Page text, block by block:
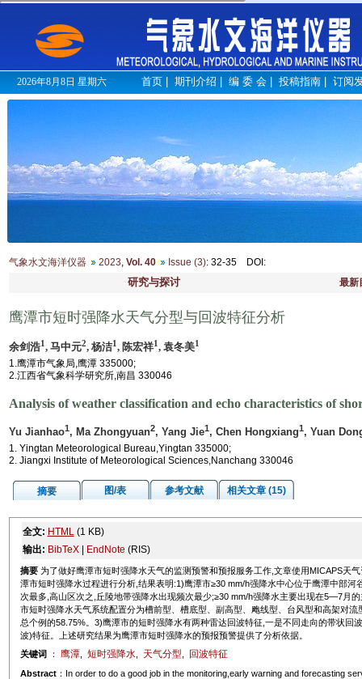
2026年8月8日 星期六 首页 期刊介绍 编 委 会 投稿指南 订阅
气象水文海洋仪器 2023, Vol. 40 Issue (3): 32-35 DOI :
研究与探讨 最新
鹰潭市短时强降水天气分型与回波特征分析
余剑浩1, 马中元2, 杨洁1, 陈宏祥1, 袁冬美1
1.鹰潭市气象局,鹰潭 335000;
2.江西省气象科学研究所,南昌 330046
Analysis of weather classification and echo characteristics of
Yu Jianhao1, Ma Zhongyuan2, Yang Jie1, Chen Hongxiang1, Yuan
1. Yingtan Meteorological Bureau,Yingtan 335000;
2. Jiangxi Institute of Meteorological Sciences,Nanchang 330046
摘要 图/表 参考文献 相关文章 (15)
全文: HTML(1 KB)
输出: BibTeX| EndNote (RIS)
摘要为了做好鹰潭市短时强降水天气的监测预警和预报服务工作,文章使用MICAPS天
潭市短时强降水过程进行分析,结果表明:1)鹰潭市≥30 mm/h强降水中心位于鹰潭中部
次最多,高山区次之,丘陵地带强降水出现频次最少;≥30 mm/h强降水主要出现在5—7月
市短时强降水天气系统配置分为槽前型、槽底型、副高型、飑线型、台风型和高架对
总个例的58.75%。3)鹰潭市的短时强降水有两种雷达回波特征,一是不同走向的带状回
波)特征。上述研究结果为鹰潭市短时强降水的预报预警提供了分析依据。
关键词
： 鹰潭 短时强降水 天气分型 回波特征
Abstract：In order to do a good job in the monitoring,early warning and forecasting